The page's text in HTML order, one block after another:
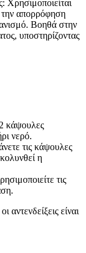
Χρησιμοποιείται
απορρόφηση
Βοηθά στην
υποστηρίζοντας
κάψουλες
νερό.
τις κάψουλες
η
τις
είναι